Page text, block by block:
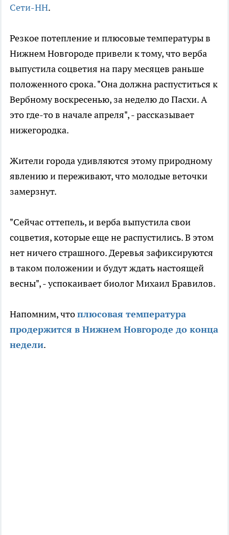
Сети-НН.
Резкое потепление и плюсовые температуры в
Нижнем Новгороде привели к тому, что верба
выпустила соцветия на пару месяцев раньше
положенного срока. "Она должна распуститься к
Вербному воскресенью, за неделю до Пасхи. А
это где-то в начале апреля", - рассказывает
нижегородка.
Жители города удивляются этому природному
явлению и переживают, что молодые веточки
замерзнут.
"Сейчас оттепель, и верба выпустила свои
соцветия, которые еще не распустились. В этом
нет ничего страшного. Деревья зафиксируются
в таком положении и будут ждать настоящей
весны", - успокаивает биолог Михаил Бравилов.
Напомним, чтоплюсовая температура
продержится в Нижнем Новгороде до конца
недели.